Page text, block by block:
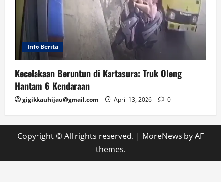
Info Berita
Kecelakaan Beruntun di Kartasura: Truk Oleng
Hantam 6 Kendaraan
gigikkauhijau@gmail.com April 13, 2026 0
Copyright © All rights reserved. | MoreNews by AF
themes.